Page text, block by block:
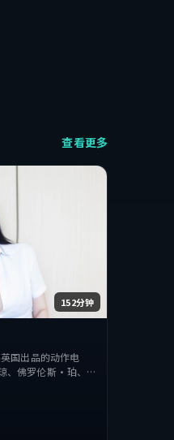
查看更多
152分钟
国出品的动作电
、佛罗伦斯·珀、章
，适合喜欢该类型